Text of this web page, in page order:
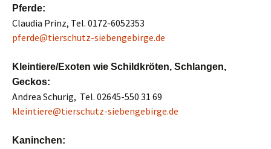
Pferde:
Claudia Prinz, Tel. 0172-6052353
pferde@tierschutz-siebengebirge.de
Kleintiere/Exoten wie Schildkröten, Schlangen,
Geckos:
Andrea Schurig, Tel. 02645-550 31 69
kleintiere@tierschutz-siebengebirge.de
Kaninchen: